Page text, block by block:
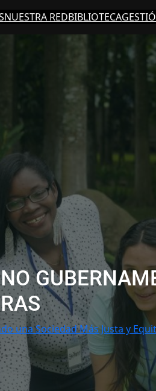
NUESTRA REDBIBLIOTECA
una Sociedad Más Justa y